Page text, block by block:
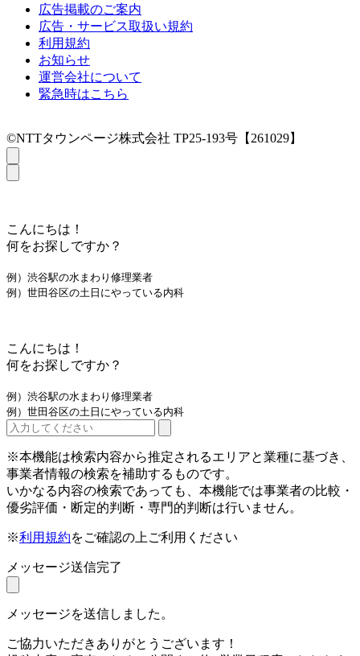
広告掲載のご案内
広告・サービス取扱い規約
利用規約
お知らせ
運営会社について
緊急時はこちら
©NTTタウンページ株式会社 TP25-193号【261029】
こんにちは！
何をお探しですか？
例）渋谷駅の水まわり修理業者
例）世田谷区の土日にやっている内科
こんにちは！
何をお探しですか？
例）渋谷駅の水まわり修理業者
例）世田谷区の土日にやっている内科
※本機能は検索内容から推定されるエリアと業種に基づき、
事業者情報の検索を補助するものです。
いかなる内容の検索であっても、本機能では事業者の比較・
優劣評価・断定的判断・専門的判断は行いません。
※利用規約をご確認の上ご利用ください
メッセージ送信完了
メッセージを送信しました。
ご協力いただきありがとうございます！